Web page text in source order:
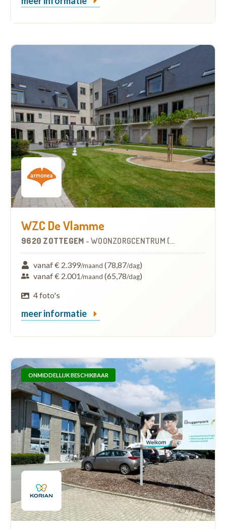
WZC De Vlamme
9620 ZOTTEGEM - WOONZORGCENTRUM (WZC)
vanaf € 2.399/maand (78,87/dag)
vanaf € 2.001/maand (65,78/dag)
4 foto's
meer informatie
ONMIDDELLIJK BESCHIKBAAR